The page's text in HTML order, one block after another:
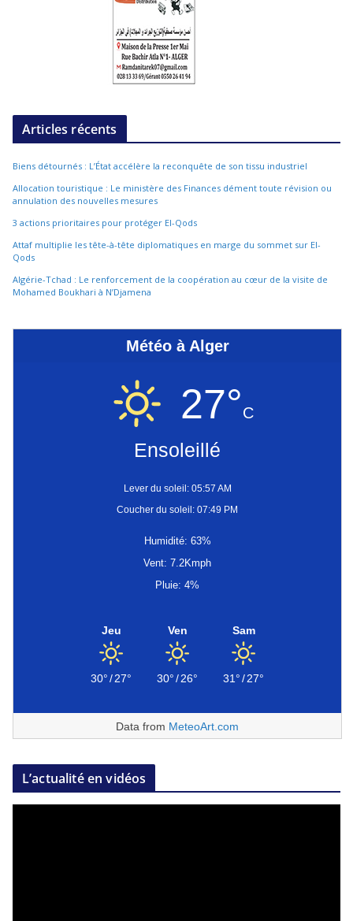
Articles récents
Biens détournés : L’État accélère la reconquête de son tissu industriel
Allocation touristique : Le ministère des Finances dément toute révision ou
annulation des nouvelles mesures
3 actions prioritaires pour protéger El-Qods
Attaf multiplie les tête-à-tête diplomatiques en marge du sommet sur El-
Qods
Algérie-Tchad : Le renforcement de la coopération au cœur de la visite de
Mohamed Boukhari à N’Djamena
Météo à Alger
27°C
Ensoleillé
Lever du soleil: 05:57 AM
Coucher du soleil: 07:49 PM
Humidité: 63%
Vent: 7.2Kmph
Pluie: 4%
Jeu
30°/27°
Ven
30°/26°
Sam
31°/27°
Data from MeteoArt.com
L’actualité en vidéos